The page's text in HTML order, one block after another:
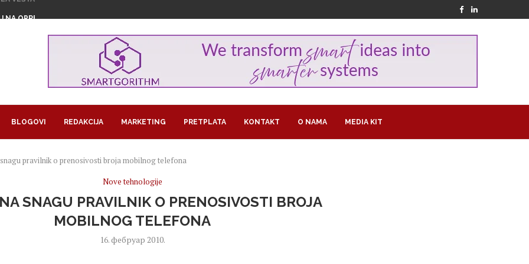
NA OPREZU ZBOG...
BLOGOVI REDAKCIJA MARKETING PRETPLATA KONTAKT O NAMA MEDIA KIT
pravilnik o prenosivosti broja mobilnog telefona
Nove tehnologije
SNAGU PRAVILNIK O PRENOSIVOSTI BROJA
MOBILNOG TELEFONA
16. фебруар 2010.